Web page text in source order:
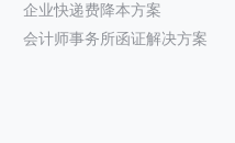
企业快递费降本方案
会计师事务所函证解决方案